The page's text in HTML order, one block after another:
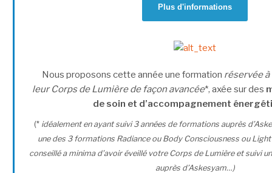
Plus d'informations
Nous proposons cette année une formation réservée
leur Corps de Lumière de façon avancée*, axée sur des
de soin et d’accompagnement
(* idéalement en ayant suivi 3 années de formations auprès
une des 3 formations Radiance ou Body Consciousness ou
conseillé a minima d’avoir éveillé votre Corps de Lumière et suivi
auprès d’Askesyam…)